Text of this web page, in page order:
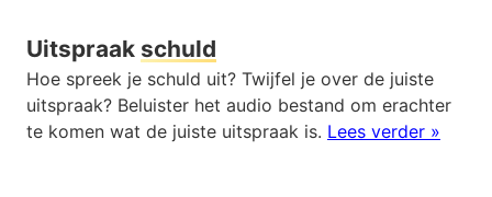
Uitspraak schuld
Hoe spreek je schuld uit? Twijfel je over de juiste
uitspraak? Beluister het audio bestand om erachter
te komen wat de juiste uitspraak is. Lees verder »